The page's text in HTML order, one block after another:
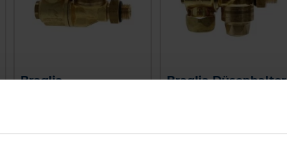
Braglia
Braglia Düsenhalter